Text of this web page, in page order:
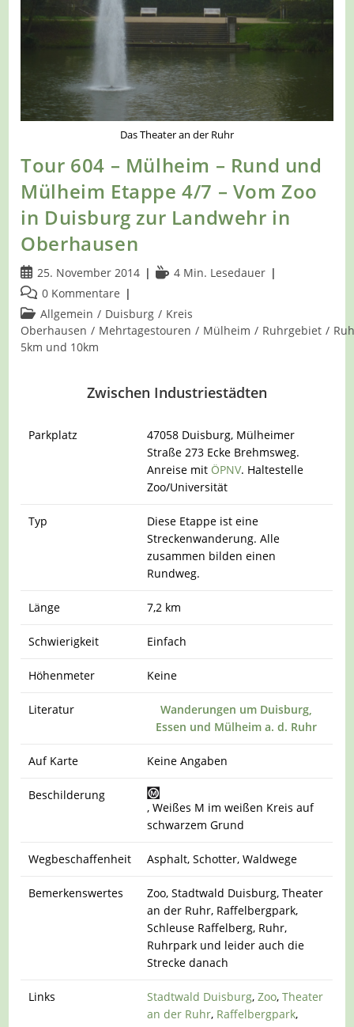
Das Theater an der Ruhr
Tour 604 – Mülheim – Rund und
Mülheim Etappe 4/7 – Vom Zoo
in Duisburg zur Landwehr in
Oberhausen
Beitrag
veröffentlicht:
25. November 2014 Lesedauer:
4 Min. Lesedauer
Beitrags-
Kommentare:
0 Kommentare
Beitrags-
Kategorie:
Allgemein / Duisburg / Kreis
Oberhausen / Mehrtagestouren / Mülheim / Ruhrgebiet /
5km und 10km
Zwischen Industriestädten
Parkplatz
47058 Duisburg, Mülheimer
Straße 273 Ecke Brehmsweg.
Anreise mit ÖPNV. Haltestelle
Zoo/Universität
Typ
Diese Etappe ist eine
Streckenwanderung. Alle
zusammen bilden einen
Rundweg.
Länge 7,2 km
Schwierigkeit Einfach
Höhenmeter Keine
Literatur
Wanderungen um Duisburg,
Essen und Mülheim a. d. Ruhr
Auf Karte Keine Angaben
Beschilderung
, Weißes M im weißen Kreis auf
schwarzem Grund
Wegbeschaffenheit Asphalt, Schotter, Waldwege
Bemerkenswertes
Zoo, Stadtwald Duisburg, Theater
an der Ruhr, Raffelbergpark,
Schleuse Raffelberg, Ruhr,
Ruhrpark und leider auch die
Strecke danach
Links Stadtwald Duisburg,Zoo,Theater
an der Ruhr, Raffelbergpark,